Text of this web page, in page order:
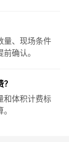
量、现场条件
确认。
和体积计费标